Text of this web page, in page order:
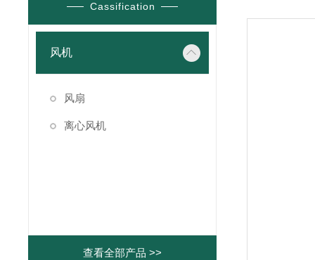
Cassification
风机
风扇
离心风机
查看全部产品 >>